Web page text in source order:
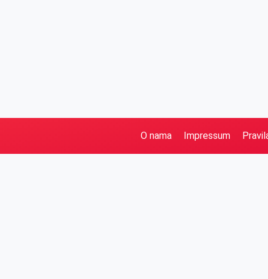
O nama Impressum